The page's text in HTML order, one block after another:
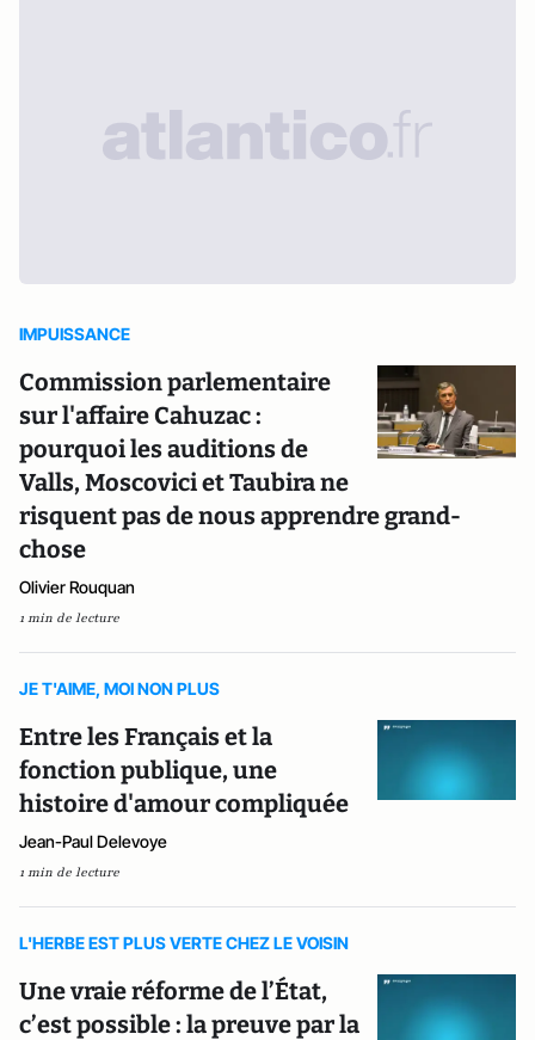
IMPUISSANCE
Commission parlementaire
sur l'affaire Cahuzac :
pourquoi les auditions de
Valls, Moscovici et Taubira ne
risquent pas de nous apprendre grand-
chose
Olivier Rouquan
1 min de lecture
JE T'AIME, MOI NON PLUS
Entre les Français et la
fonction publique, une
histoire d'amour compliquée
Jean-Paul Delevoye
1 min de lecture
L'HERBE EST PLUS VERTE CHEZ LE VOISIN
Une vraie réforme de l’État,
c’est possible : la preuve par la